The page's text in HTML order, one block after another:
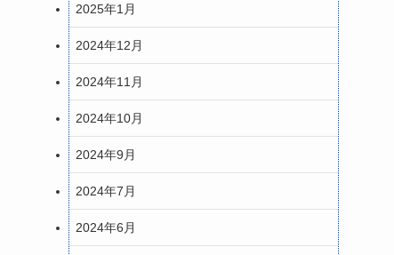
2025年1月
2024年12月
2024年11月
2024年10月
2024年9月
2024年7月
2024年6月